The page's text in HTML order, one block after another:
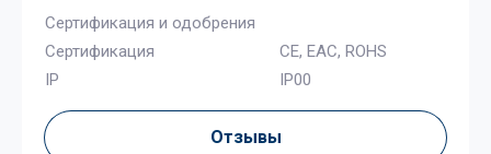
Сертификация и одобрения
Сертификация
CE, EAC, ROHS
IP
IP00
Отзывы